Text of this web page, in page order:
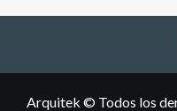
Arquitek © Todos los